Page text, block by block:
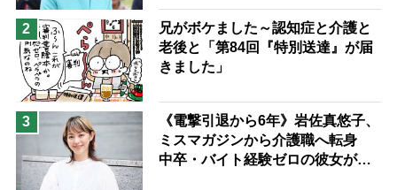
予防法
2
兄がボケました～認知症と介護と
老後と「第84回『特別送達』が届
きました」
3
《電撃引退から6年》岩佐真悠子、
ミスマガジンから介護職へ転身
中卒・バイト経験ゼロの彼女が見